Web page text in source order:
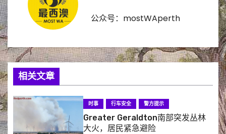
公众号：mostWAperth
相关文章
时事 行车安全 警方提示
Greater Geraldton南部突发丛林
大火，居民紧急避险